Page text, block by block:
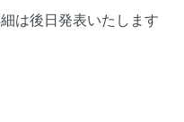
は後日発表いたします